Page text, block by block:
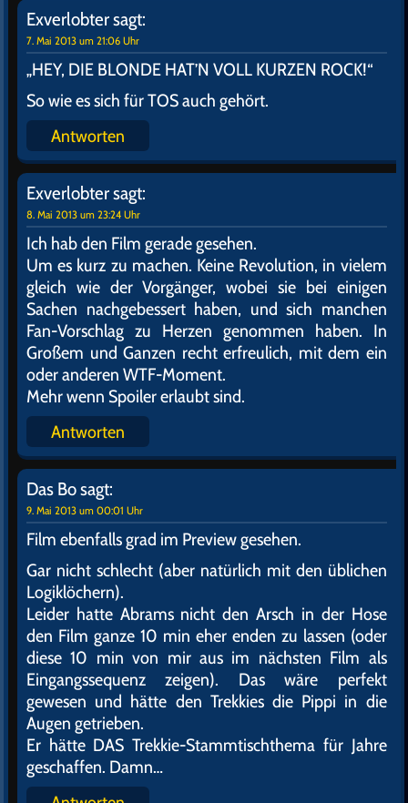
Exverlobtersagt:
7. Mai 2013 um 21:06 Uhr
„HEY, DIE BLONDE HAT’N VOLL KURZEN ROCK!“
So wie es sich für TOS auch gehört.
Antworten
Exverlobtersagt:
8. Mai 2013 um 23:24 Uhr
Ich hab den Film gerade gesehen.
Um es kurz zu machen. Keine Revolution, in vielem
gleich wie der Vorgänger, wobei sie bei einigen
Sachen nachgebessert haben, und sich manchen
Fan-Vorschlag zu Herzen genommen haben. In
Großem und Ganzen recht erfreulich, mit dem ein
oder anderen WTF-Moment.
Mehr wenn Spoiler erlaubt sind.
Antworten
Das Bosagt:
9. Mai 2013 um 00:01 Uhr
Film ebenfalls grad im Preview gesehen.
Gar nicht schlecht (aber natürlich mit den üblichen
Logiklöchern).
Leider hatte Abrams nicht den Arsch in der Hose
den Film ganze 10 min eher enden zu lassen (oder
diese 10 min von mir aus im nächsten Film als
Eingangssequenz zeigen). Das wäre perfekt
gewesen und hätte den Trekkies die Pippi in die
Augen getrieben.
Er hätte DAS Trekkie-Stammtischthema für Jahre
geschaffen. Damn…